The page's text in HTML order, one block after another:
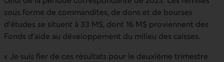
sous forme de commandites, de dons et de bourses
d’études se situent à 33 M$, dont 16 M$ proviennent des
Fonds d’aide au développement du milieu des caisses.
« Je suis fier de ces résultats pour le deuxième trimestre